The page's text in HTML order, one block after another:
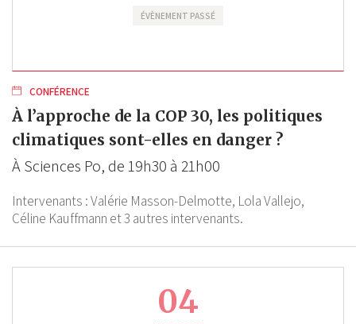
ÉVÈNEMENT PASSÉ
CONFÉRENCE
À l’approche de la COP 30, les politiques
climatiques sont-elles en danger ?
À Sciences Po, de 19h30 à 21h00
Intervenants :Valérie Masson-Delmotte, Lola Vallejo,
Céline Kauffmann et 3 autres intervenants.
04